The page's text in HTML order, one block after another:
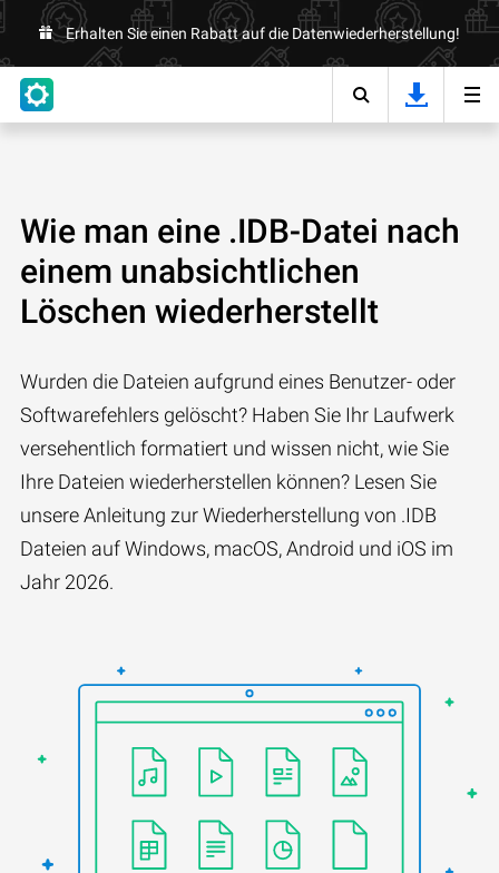
Erhalten Sie einen Rabatt auf die Datenwiederherstellung!
Wie man eine .IDB-Datei nach
einem unabsichtlichen
Löschen wiederherstellt
Wurden die Dateien aufgrund eines Benutzer- oder
Softwarefehlers gelöscht? Haben Sie Ihr Laufwerk
versehentlich formatiert und wissen nicht, wie Sie
Ihre Dateien wiederherstellen können? Lesen Sie
unsere Anleitung zur Wiederherstellung von .IDB
Dateien auf Windows, macOS, Android und iOS im
Jahr 2026.